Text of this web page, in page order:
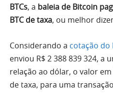
BTCs, a baleia de Bitcoin
BTC de taxa, ou melhor
Considerando a cotação do
enviou R$ 2 388 839 324, a
relação ao dólar, o valor
de taxa, para uma